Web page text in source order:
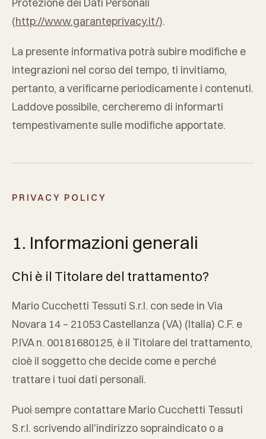
(http://www.garanteprivacy.it/).
La presente informativa potrà subire modifiche e
integrazioni nel corso del tempo, ti invitiamo,
pertanto, a verificarne periodicamente i contenuti.
Laddove possibile, cercheremo di informarti
tempestivamente sulle modifiche apportate.
PRIVACY POLICY
1. Informazioni generali
Chi è il Titolare del trattamento?
Mario Cucchetti Tessuti S.r.l. con sede in Via
Novara 14 – 21053 Castellanza (VA) (Italia) C.F. e
P.IVA n. 00181680125, è il Titolare del trattamento,
cioè il soggetto che decide come e perché
trattare i tuoi dati personali.
Puoi sempre contattare Mario Cucchetti Tessuti
S.r.l. scrivendo all'indirizzo sopraindicato o a